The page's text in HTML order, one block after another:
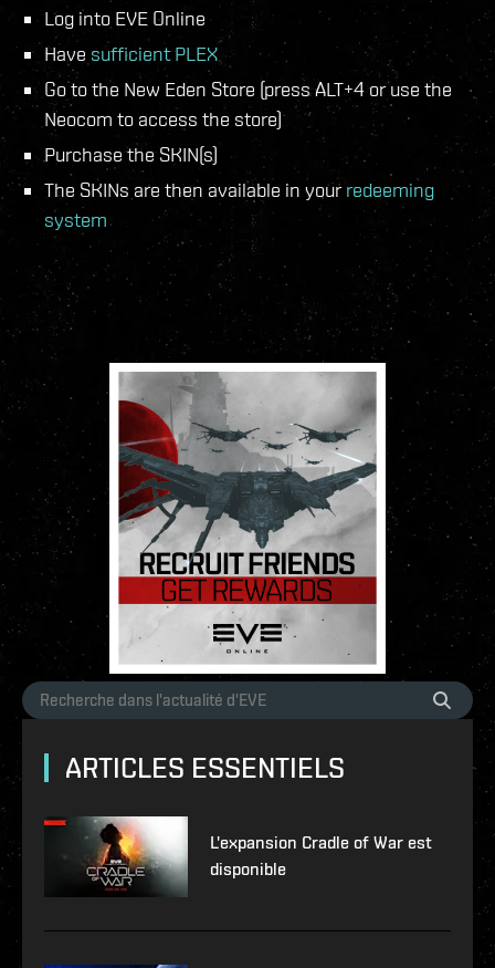
Log into EVE Online
Have sufficient PLEX
Go to the New Eden Store (press ALT+4 or use the
Neocom to access the store)
Purchase the SKIN(s)
The SKINs are then available in yourredeeming
system
ARTICLES ESSENTIELS
L'expansion Cradle of War est
disponible